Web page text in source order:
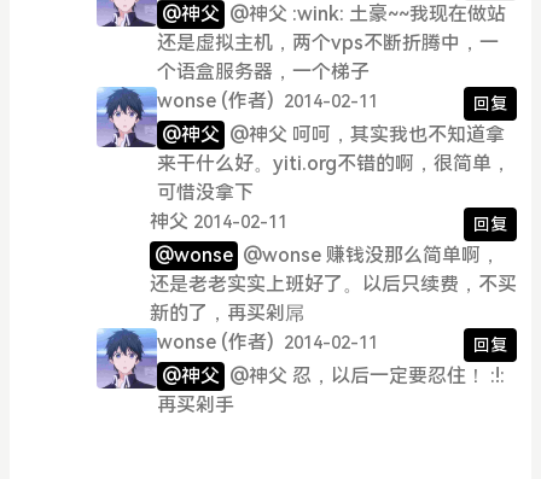
@神父 @神父 :wink: 土豪~~我现在做站
还是虚拟主机，两个vps不断折腾中，一
个语盒服务器，一个梯子
wonse (作者) 2014-02-11 回复
@神父 @神父 呵呵，其实我也不知道拿
来干什么好。yiti.org不错的啊，很简单，
可惜没拿下
神父 2014-02-11 回复
@wonse @wonse 赚钱没那么简单啊，
还是老老实实上班好了。以后只续费，不买
新的了，再买剁屌
wonse (作者) 2014-02-11 回复
@神父 @神父 忍，以后一定要忍住！ :!:
再买剁手